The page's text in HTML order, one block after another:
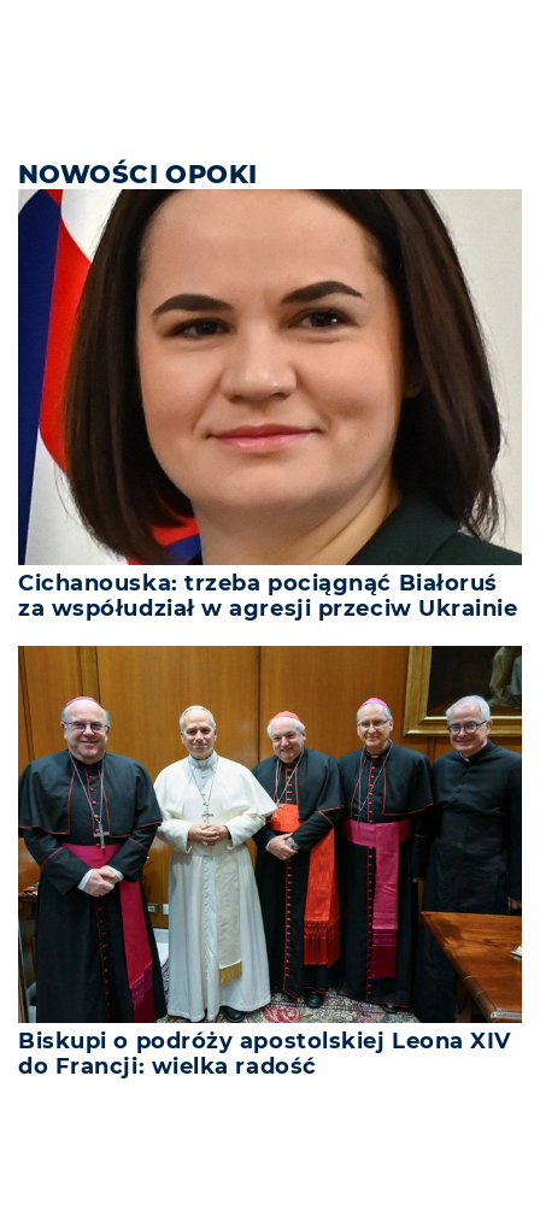
NOWOŚCI OPOKI
Cichanouska: trzeba pociągnąć Białoruś
za współudział w agresji przeciw Ukrainie
Biskupi o podróży apostolskiej Leona XIV
do Francji: wielka radość